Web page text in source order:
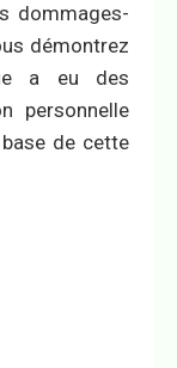
dommages-
démontrez
a eu des
personnelle
de cette